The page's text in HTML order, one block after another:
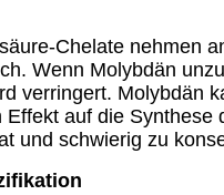
Chelate nehmen
Wenn Molybdän
verringert. Molybdän
Effekt auf die
und schwierig zu